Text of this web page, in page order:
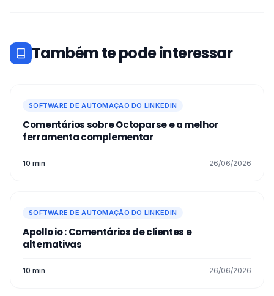
Também te pode interessar
SOFTWARE DE AUTOMAÇÃO DO LINKEDIN
Comentários sobre Octoparse e a melhor
ferramenta complementar
10 min 26/06/2026
SOFTWARE DE AUTOMAÇÃO DO LINKEDIN
Apollo io : Comentários de clientes e
alternativas
10 min 26/06/2026